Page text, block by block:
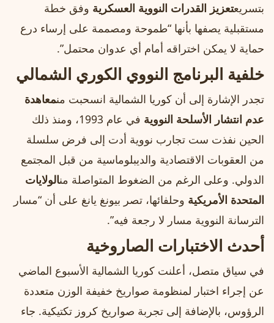
بتسريعتعزيز القدرات النووية العسكرية وفق خطة
مستقبلية يصفها بأنها “طموحة ومصممة على إرساء درع
حماية لا يمكن اختراقه أمام أي عدوان محتمل”.
خلفية البرنامج النووي الكوري الشمالي
تجدر الإشارة إلى أن كوريا الشمالية انسحبت منمعاهدة
عدم انتشار الأسلحة النووية
في عام 1993، ومنذ ذلك
الحين نفذت ست تجارب نووية أدت إلى فرض سلسلة
من العقوبات الاقتصادية والديبلوماسية من قبل المجتمع
الدولي. وعلى الرغم من الضغوط المتواصلة منالولايات
المتحدة الأمريكية وحلفائها، تصر بيونغ يانغ على أن “مسار
الترسانة النووية مسار لا رجعة فيه”.
أحدث الاختبارات الصاروخية
في سياق متصل، أعلنت كوريا الشمالية الأسبوع الماضي
عن إجراء اختبار لمنظومة صواريخ خفيفة الوزن متعددة
الرؤوس، بالإضافة إلى تجربة صواريخ كروز تكتيكية. جاء